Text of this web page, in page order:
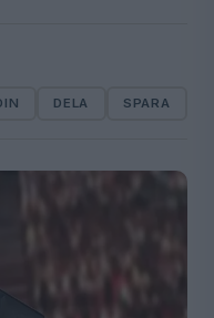
DELA SPARA